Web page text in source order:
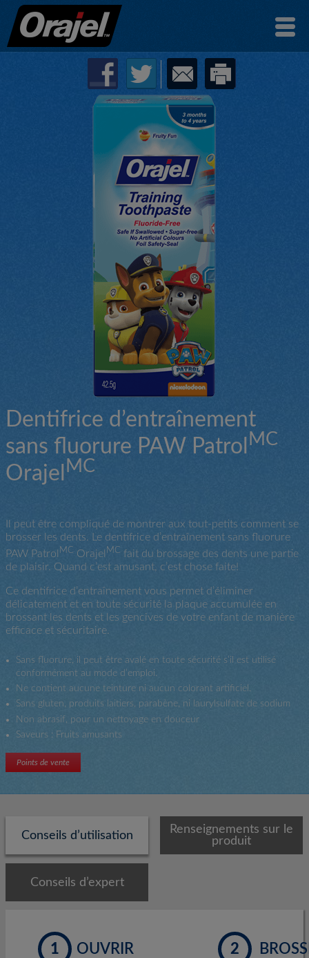
Dentifrice d’entraînement
sans fluorure PAW Patrol MC
Orajel MC
Il peut être compliqué de montrer aux tout-petits comment se
brosser les dents. Le dentifrice d’entraînement sans fluorure
PAW Patrol MC Orajel MC fait du brossage des dents une partie
de plaisir. Quand c’est amusant, c’est chose faite!
Ce dentifrice d’entraînement vous permet d’éliminer
délicatement et en toute sécurité la plaque accumulée en
brossant les dents et les gencives de votre enfant de manière
efficace et sécuritaire.
Sans fluorure, il peut être avalé en toute sécurité s’il est utilisé
conformément au mode d’emploi.
Ne contient aucune teinture ni aucun colorant artificiel.
Sans gluten, produits laitiers, parabène, ni laurylsulfate de sodium
Non abrasif, pour un nettoyage en douceur
Saveurs : Fruits amusants
Points de vente
Conseils d’utilisation
Renseignements sur le
produit
Conseils d’expert
1 OUVRIR 2